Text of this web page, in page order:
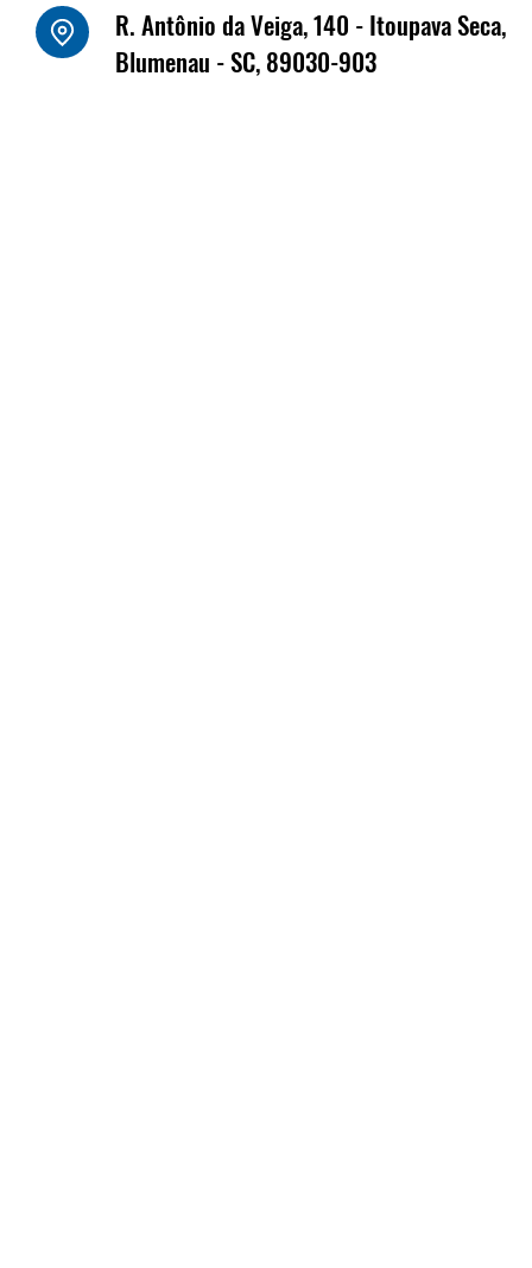
Luiz Kornely - HBSIS
Fritz Müller marca
na Fenabrave,
R. Antônio da Veiga, 140 - Itoupava Seca,
Blumenau - SC, 89030-903